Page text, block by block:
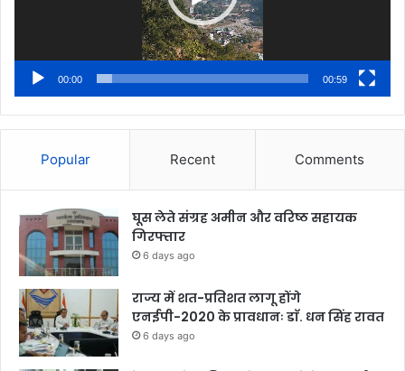
00:00 00:59
Popular Recent Comments
घूस लेते संग्रह अमीन और वरिष्ठ सहायक
गिरफ्तार
6 days ago
राज्य में शत-प्रतिशत लागू होंगे
एनईपी-2020 के प्रावधानः डाॅ. धन सिंह रावत
6 days ago